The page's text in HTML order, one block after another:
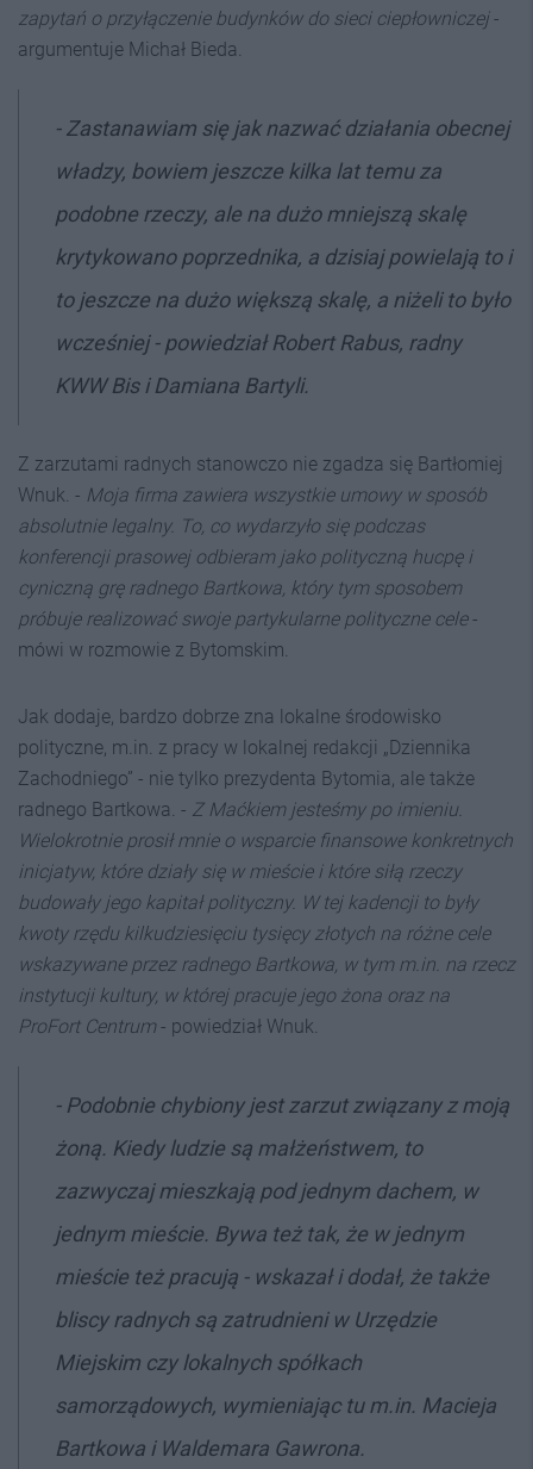
zapytań o przyłączenie budynków do sieci ciepłowniczej-
argumentuje Michał Bieda.
- Zastanawiam się jak nazwać działania obecnej
władzy, bowiem jeszcze kilka lat temu za
podobne rzeczy, ale na dużo mniejszą skalę
krytykowano poprzednika, a dzisiaj powielają to i
to jeszcze na dużo większą skalę, a niżeli to było
wcześniej - powiedział Robert Rabus, radny
KWW Bis i Damiana Bartyli.
Z zarzutami radnych stanowczo nie zgadza się Bartłomiej
Wnuk. - Moja firma zawiera wszystkie umowy w sposób
absolutnie legalny. To, co wydarzyło się podczas
konferencji prasowej odbieram jako polityczną hucpę i
cyniczną grę radnego Bartkowa, który tym sposobem
próbuje realizować swoje partykularne polityczne cele-
mówi w rozmowie z Bytomskim.
Jak dodaje, bardzo dobrze zna lokalne środowisko
polityczne, m.in. z pracy w lokalnej redakcji „Dziennika
Zachodniego” - nie tylko prezydenta Bytomia, ale także
radnego Bartkowa. - Z Maćkiem jesteśmy po imieniu.
Wielokrotnie prosił mnie o wsparcie finansowe konkretnych
inicjatyw, które działy się w mieście i które siłą rzeczy
budowały jego kapitał polityczny. W tej kadencji to były
kwoty rzędu kilkudziesięciu tysięcy złotych na różne cele
wskazywane przez radnego Bartkowa, w tym m.in. na rzecz
instytucji kultury, w której pracuje jego żona oraz na
ProFort Centrum- powiedział Wnuk.
- Podobnie chybiony jest zarzut związany z moją
żoną. Kiedy ludzie są małżeństwem, to
zazwyczaj mieszkają pod jednym dachem, w
jednym mieście. Bywa też tak, że w jednym
mieście też pracują - wskazał i dodał, że także
bliscy radnych są zatrudnieni w Urzędzie
Miejskim czy lokalnych spółkach
samorządowych, wymieniając tu m.in. Macieja
Bartkowa i Waldemara Gawrona.